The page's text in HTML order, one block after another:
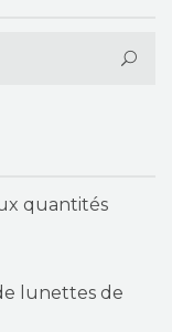
quantités
lunettes de